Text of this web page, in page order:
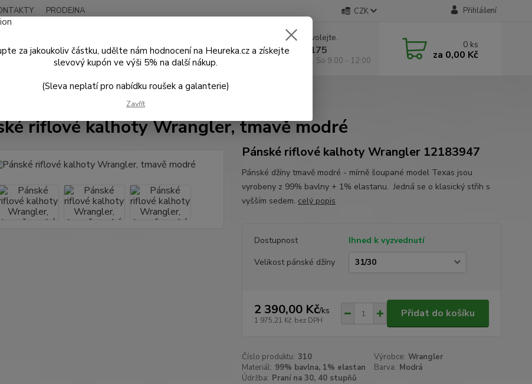
PRODEJNA CZK Přihlášení
Hledat
Nevíte si rady? Zavolejte.
+420 602 295 175
Po - Pá 9:00 -18:00, So 9:00 - 12:00
0 ks
za 0,00 Kč
riflové kalhoty Wrangler, tmavě modré
Pánské riflové kalhoty Wrangler 12183947
Pánské džíny tmavě modré - mírně šoupané model Texas jsou
vyrobeny z 99% bavlny + 1% elastanu. Jedná se o klasický střih s
vyšším sedem. celý popis
Dostupnost
Ihned k vyzvednutí
Velikost pánské džíny
2 390,00 Kč/ks
1 975,21 Kč bez DPH
Přidat do košíku
Číslo produktu: 310 Výrobce: Wrangler
Materiál: 99% bavlna, 1% elastan Barva: Modrá
Údržba: Praní na 30, 40 stupňů
za jakoukoliv částku, udělte nám hodnocení na Heureka.cz a získejte
slevový kupón ve výši 5% na další nákup.
(Sleva neplatí pro nabídku roušek a galanterie)
Zavřít